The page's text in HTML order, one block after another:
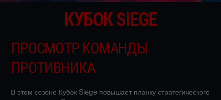
КУБОК SIEGE
ПРОСМОТР КОМАНДЫ
ПРОТИВНИКА
В этом сезоне Кубок Siege повышает планку стратегического